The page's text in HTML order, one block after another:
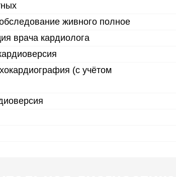
живного полное
врача кардиолога
(с учётом